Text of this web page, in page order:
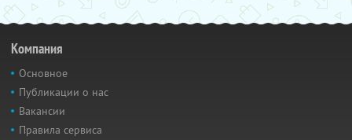
Компания
Основное
Публикации о нас
Вакансии
Правила сервиса